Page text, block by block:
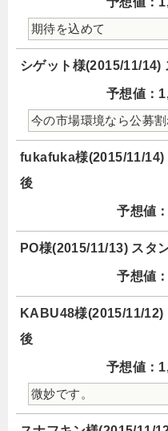
期待を込めて
シゲット様(2015/11/14)
予想値：
今の市場環境なら公募
fukafuka様(2015/11/14)
後
予想値
PO様(2015/11/13) スタ
予想値
KABU48様(2015/11/12)
後
予想値：
微妙です。